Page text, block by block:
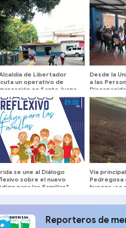
de Libertador
un operativo de
en Santa Juana
Desde la
a las
talleres de
se une al Diálogo
sobre el nuevo
para las Familias"
Vía
Pedregosa
huecos ¡se
Reporteros de